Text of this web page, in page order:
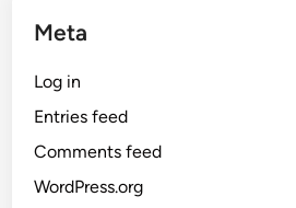
Meta
Log in
Entries feed
Comments feed
WordPress.org